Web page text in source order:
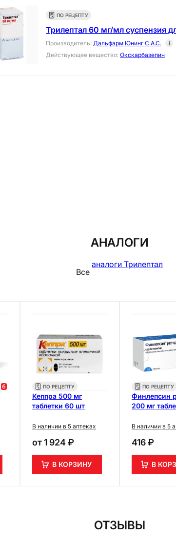
ПО РЕЦЕПТУ
Трилептал 60 мг/мл суспензия
Производитель: Дальфарм Юнинг С.А.С.
i
Действующее вещество: Окскарбазепин
АНАЛОГИ
Все
аналоги Трилептал
ПО РЕЦЕПТУ
Кеппра 500 мг
таблетки 60 шт
В наличии в 5 аптеках
от1 924 ₽
В КОРЗИНУ
ПО РЕЦЕПТУ
Финлепсин
200 мг
В наличии в 5
416 ₽
В
ОТЗЫВЫ